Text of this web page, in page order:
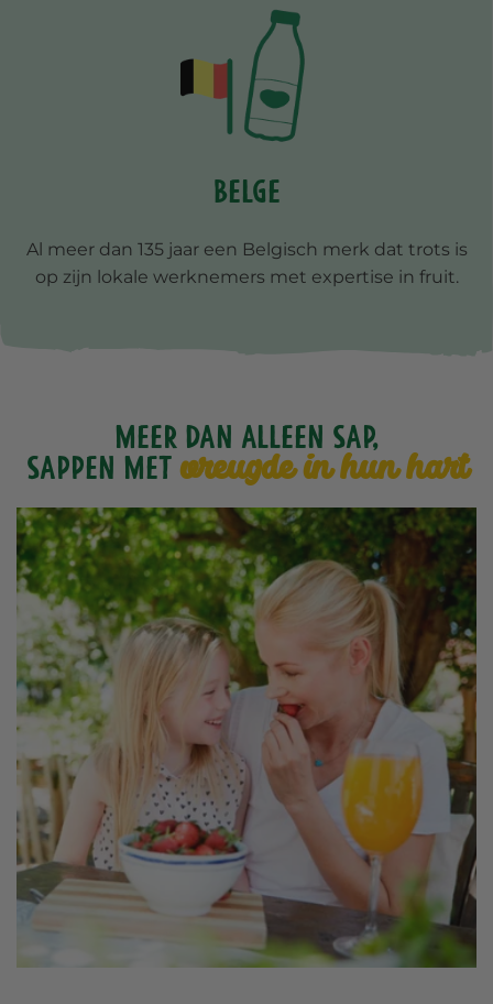
Belge
Al meer dan 135 jaar een Belgisch merk dat trots is
op zijn lokale werknemers met expertise in fruit.
Meer dan alleen sap,
sappen metvreugde in hun hart